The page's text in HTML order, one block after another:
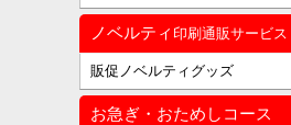
ノベルティ 印刷通販サービス
販促ノベルティグッズ
お急ぎ・おためしコース